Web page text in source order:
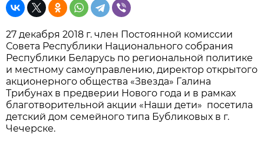
27 декабря 2018 г. член Постоянной комиссии
Совета Республики Национального собрания
Республики Беларусь по региональной политике
и местному самоуправлению, директор открытого
акционерного общества «Звезда» Галина
Трибунах в предверии Нового года и в рамках
благотворительной акции «Наши дети» посетила
детский дом семейного типа Бубликовых в г.
Чечерске.